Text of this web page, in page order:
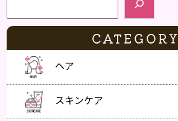
CATEGORY
ヘア
スキンケア